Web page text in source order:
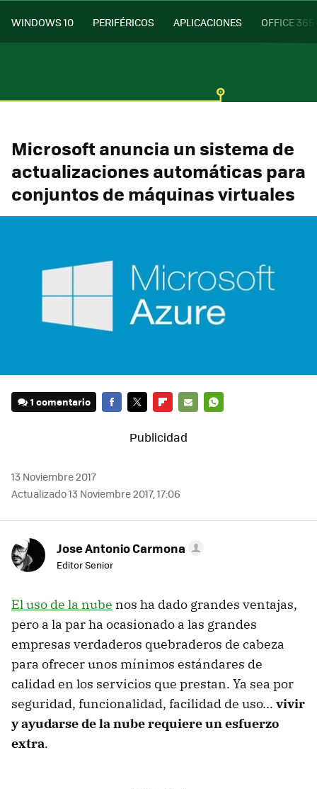
WINDOWS 10 PERIFÉRICOS APLICACIONES OFFICE 365
Microsoft anuncia un sistema de
actualizaciones automáticas para
conjuntos de máquinas virtuales
1 comentario
MAIL
13 Noviembre 2017
Actualizado 13 Noviembre 2017, 17:06
Jose Antonio Carmona
Editor Senior
El uso de la nube nos ha dado grandes ventajas,
pero a la par ha ocasionado a las grandes
empresas verdaderos quebraderos de cabeza
para ofrecer unos mínimos estándares de
calidad en los servicios que prestan. Ya sea por
seguridad, funcionalidad, facilidad de uso... vivir
y ayudarse de la nube requiere un esfuerzo
extra.